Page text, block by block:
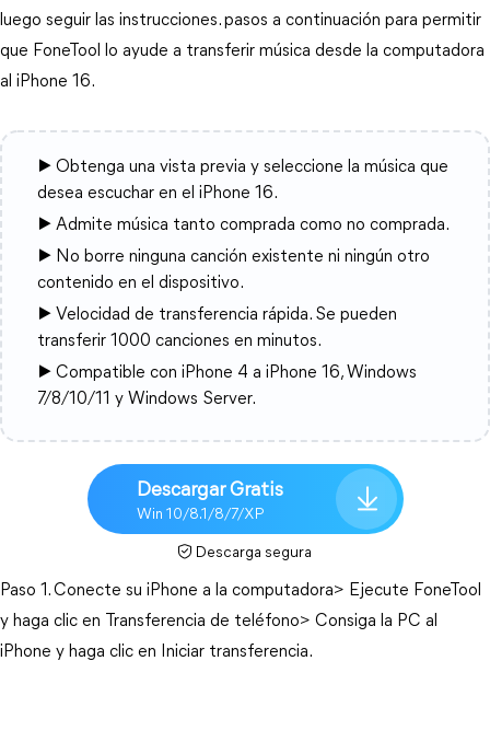
luego seguir las instrucciones. pasos a continuación para permitir
que FoneTool lo ayude a transferir música desde la computadora
al iPhone 16.
▶ Obtenga una vista previa y seleccione la música que
desea escuchar en el iPhone 16.
▶ Admite música tanto comprada como no comprada.
▶ No borre ninguna canción existente ni ningún otro
contenido en el dispositivo.
▶ Velocidad de transferencia rápida. Se pueden
transferir 1000 canciones en minutos.
▶ Compatible con iPhone 4 a iPhone 16, Windows
7/8/10/11 y Windows Server.
Descargar Gratis
Win 10/8.1/8/7/XP
Descarga segura
Paso 1. Conecte su iPhone a la computadora> Ejecute FoneTool
y haga clic en Transferencia de teléfono> Consiga la PC al
iPhone y haga clic en Iniciar transferencia.